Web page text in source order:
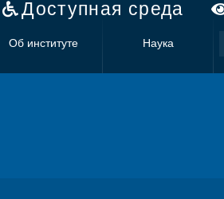
Доступная среда
Об институте Наука